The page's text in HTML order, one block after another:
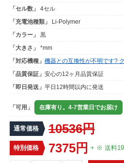
「セル数」
4セル
「充電池種類」
Li-Polymer
「カラー」
黒
「大きさ」
*mm
「対応機種」 機器との互換性が不明です?
「品質保証」 安心の12ヶ月品質保証
「即日発送」 平日12時間以内に発送
「可用」 在庫有り。4-7営業日でお届け
通常価格 10536円
特別価格 7375円 + ※ 送料